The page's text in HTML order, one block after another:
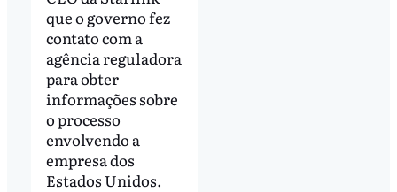
que o governo fez
contato com a
agência reguladora
para obter
informações sobre
o processo
envolvendo a
empresa dos
Estados Unidos.